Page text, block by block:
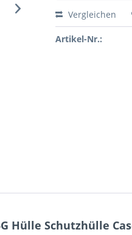
Vergleichen
Artikel-Nr.:
Hülle Schutzhülle